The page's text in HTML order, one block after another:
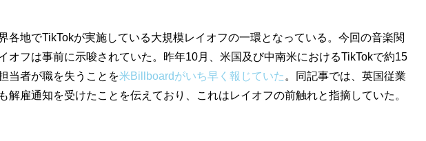
各地でTikTokが実施している大規模レイオフの一環となっている。今回の音楽関
オフは事前に示唆されていた。昨年10月、米国及び中南米におけるTikTokで約15
当者が職を失うことを米Billboardがいち早く報じていた 。同記事では、英国従業
解雇通知を受けたことを伝えており、これはレイオフの前触れと指摘していた。